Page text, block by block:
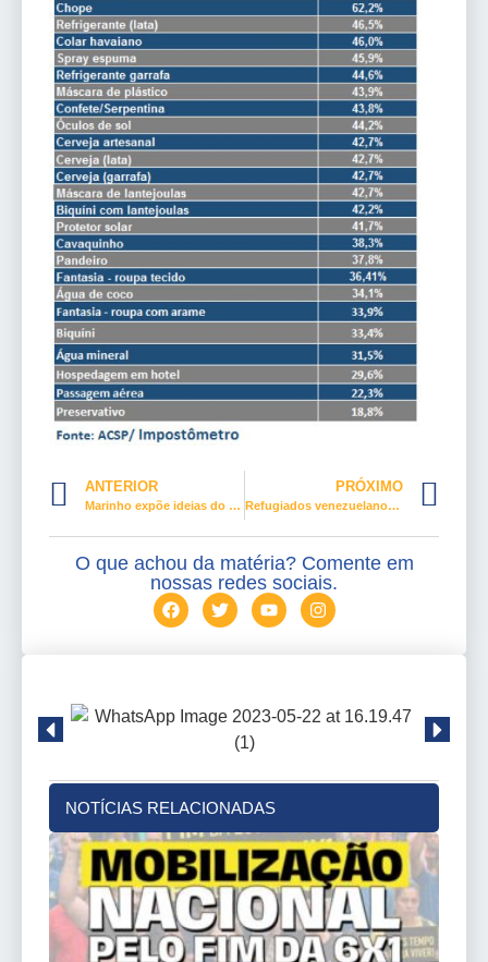
ANTERIOR
Marinho expõe ideias do MT aos empresários da FIESP
PRÓXIMO
Refugiados venezuelanos entram na aprendizagem profissional
O que achou da matéria? Comente em
nossas redes sociais.
NOTÍCIAS RELACIONADAS